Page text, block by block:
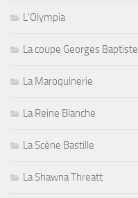
L'Olympia
La coupe Georges Baptiste
La Maroquinerie
La Reine Blanche
La Scène Bastille
La Shawna Threatt